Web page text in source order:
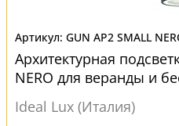
GUN AP2 SMALL
Архитектурная
NERO для веранды и
Ideal Lux (Италия)